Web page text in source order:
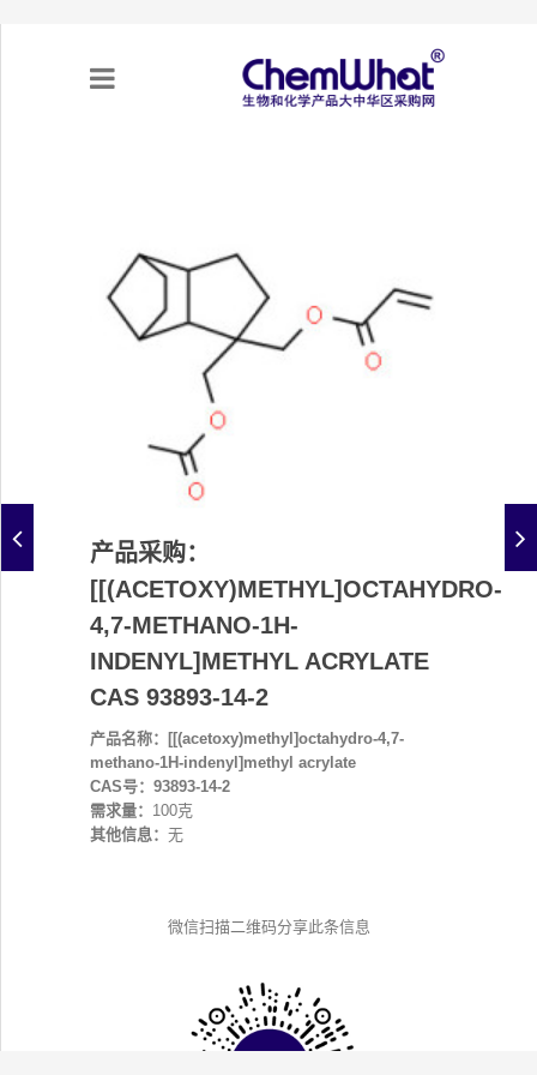
项目合作
产品需求
采购流程
产品采购：
[[(ACETOXY)METHYL]OCTAHYDRO-
4,7-METHANO-1H-
INDENYL]METHYL ACRYLATE
CAS 93893-14-2
产品名称：[[(acetoxy)methyl]octahydro-4,7-
methano-1H-indenyl]methyl acrylate
CAS号：93893-14-2
需求量： 100克
其他信息： 无
微信扫描二维码分享此条信息